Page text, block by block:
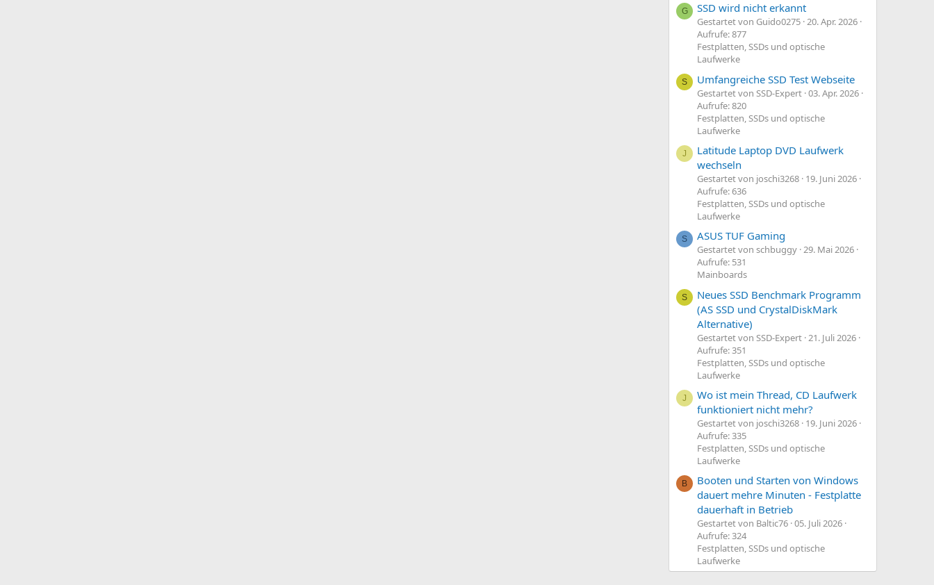
G SSD wird nicht erkannt
Gestartet von Guido0275 20. Apr. 2026
Aufrufe: 877
Festplatten, SSDs und optische
Laufwerke
S Umfangreiche SSD Test Webseite
Gestartet von SSD-Expert 03. Apr. 2026
Aufrufe: 820
Festplatten, SSDs und optische
Laufwerke
J
Latitude Laptop DVD Laufwerk
wechseln
Gestartet von joschi3268 19. Juni 2026
Aufrufe: 636
Festplatten, SSDs und optische
Laufwerke
S ASUS TUF Gaming
Gestartet von schbuggy 29. Mai 2026
Aufrufe: 531
Mainboards
S
Neues SSD Benchmark Programm
(AS SSD und CrystalDiskMark
Alternative)
Gestartet von SSD-Expert 21. Juli 2026
Aufrufe: 351
Festplatten, SSDs und optische
Laufwerke
J
Wo ist mein Thread, CD Laufwerk
funktioniert nicht mehr?
Gestartet von joschi3268 19. Juni 2026
Aufrufe: 335
Festplatten, SSDs und optische
Laufwerke
B
Booten und Starten von Windows
dauert mehre Minuten - Festplatte
dauerhaft in Betrieb
Gestartet von Baltic76 05. Juli 2026
Aufrufe: 324
Festplatten, SSDs und optische
Laufwerke